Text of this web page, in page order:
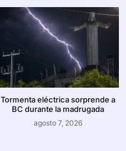
Tormenta eléctrica sorprende a
BC durante la madrugada
agosto 7, 2026